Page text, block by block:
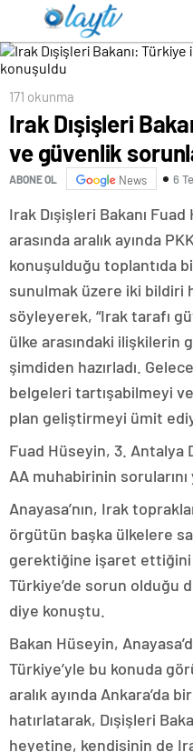
171 okunma
Irak Dışişleri
ve güvenlik
ABONE OL News 6
Irak Dışişleri Bakanı
arasında aralık ayında
konuşulduğu toplantıda
sunulmak üzere iki bildiri
söyleyerek, “Irak tarafı
ülke arasındaki ilişkilerin
şimdiden hazırladı.
belgeleri tartışabilmeyi
plan geliştirmeyi ümit
Fuad Hüseyin, 3. Antalya
AA muhabirinin sorularını
Anayasa’nın, Irak
örgütün başka ülkelere
gerektiğine işaret ettiğini
Türkiye’de sorun olduğu
diye konuştu.
Bakan Hüseyin,
Türkiye’yle bu konuda
aralık ayında Ankara’da
hatırlatarak, Dışişleri
heyetine, kendisinin de